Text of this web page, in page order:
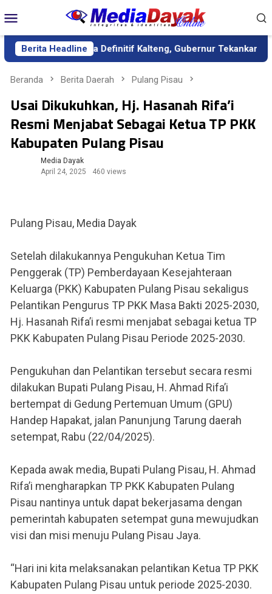
ke
kontenMobile
Berita Headline
sebagai Sekda Definitif Kalteng, Gubernur Tekankan Kerja
Beranda Berita Daerah Pulang Pisau
Usai Dikukuhkan, Hj. Hasanah Rifa’i
Resmi Menjabat Sebagai Ketua TP PKK
Kabupaten Pulang Pisau
Media Dayak
April 24, 2025
460 views
Pulang Pisau, Media Dayak
Setelah dilakukannya Pengukuhan Ketua Tim
Penggerak (TP) Pemberdayaan Kesejahteraan
Keluarga (PKK) Kabupaten Pulang Pisau sekaligus
Pelantikan Pengurus TP PKK Masa Bakti 2025-2030,
Hj. Hasanah Rifa’i resmi menjabat sebagai ketua TP
PKK Kabupaten Pulang Pisau Periode 2025-2030.
Pengukuhan dan Pelantikan tersebut secara resmi
dilakukan Bupati Pulang Pisau, H. Ahmad Rifa’i
bertempat di Gedung Pertemuan Umum (GPU)
Handep Hapakat, jalan Panunjung Tarung daerah
setempat, Rabu (22/04/2025).
Kepada awak media, Bupati Pulang Pisau, H. Ahmad
Rifa’i mengharapkan TP PKK Kabupaten Pulang
Pisau nantinya untuk dapat bekerjasama dengan
pemerintah kabupaten setempat guna mewujudkan
visi dan misi menuju Pulang Pisau Jaya.
“Hari ini kita melaksanakan pelantikan Ketua TP PKK
Kabupaten Pulang Pisau untuk periode 2025-2030.